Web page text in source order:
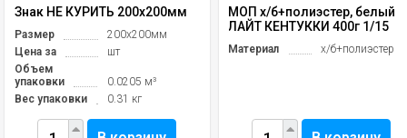
Знак НЕ КУРИТЬ 200х200мм
Размер
200х200мм
Цена за
шт
Объем
упаковки
0.0205 м³
Вес упаковки
0.31 кг
МОП х/б+полиэстер, белый
ЛАЙТ КЕНТУККИ 400г 1/15
Материал х/б+полиэстер